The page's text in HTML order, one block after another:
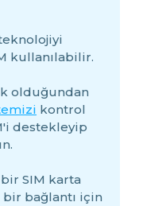
kullanılabilir.
olduğundan
kontrol
destekleyip
SIM karta
bağlantı için